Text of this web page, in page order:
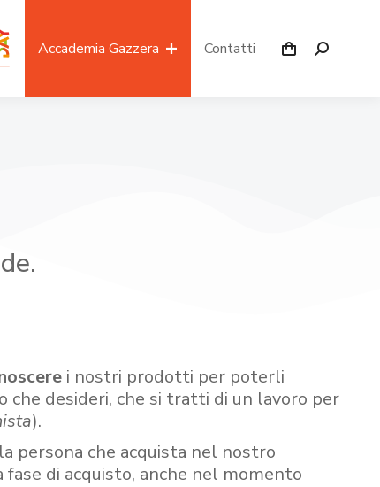
Accademia Gazzera Contatti
i nostri prodotti per poterli
desideri, che si tratti di un lavoro per
).
la persona che acquista nel nostro
di acquisto, anche nel momento